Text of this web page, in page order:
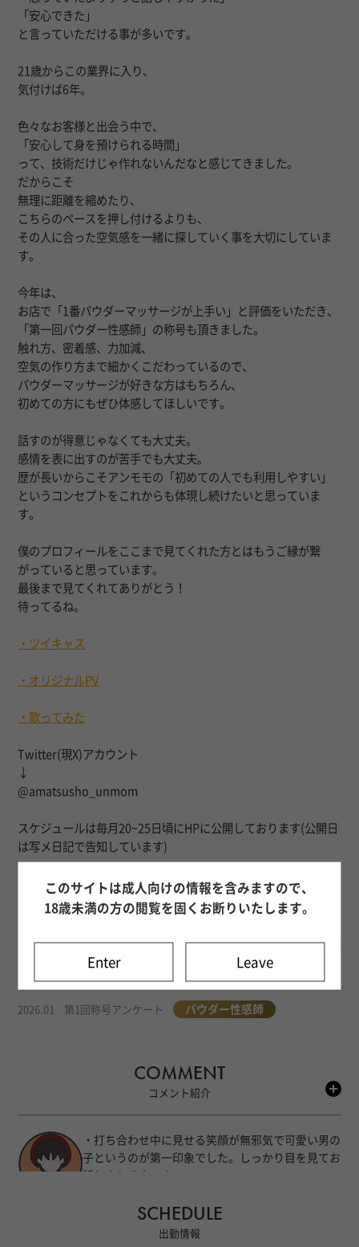
「安心できた」
と言っていただける事が多いです。
21歳からこの業界に入り、
気付けば6年。
色々なお客様と出会う中で、
「安心して身を預けられる時間」
って、技術だけじゃ作れないんだなと感じてきました。
だからこそ
無理に距離を縮めたり、
こちらのペースを押し付けるよりも、
その人に合った空気感を一緒に探していく事を大切にしていま
す。
今年は、
お店で「1番パウダーマッサージが上手い」と評価をいただき、
「第一回パウダー性感師」の称号も頂きました。
触れ方、密着感、力加減、
空気の作り方まで細かくこだわっているので、
パウダーマッサージが好きな方はもちろん、
初めての方にもぜひ体感してほしいです。
話すのが得意じゃなくても大丈夫。
感情を表に出すのが苦手でも大丈夫。
歴が長いからこそアンモモの「初めての人でも利用しやすい」
というコンセプトをこれからも体現し続けたいと思っていま
す。
僕のプロフィールをここまで見てくれた方とはもうご縁が繋
がっていると思っています。
最後まで見てくれてありがとう！
待ってるね。
・ツイキャス
・オリジナルPV
・歌ってみた
Twitter(現X)アカウント
↓
@amatsusho_unmom
スケジュールは毎月20~25日頃にHPに公開しております(公開日
は写メ日記で告知しています)
TITLE HISTORY
パウダー性感師
2026.01 第1回称号アンケート パウダー性感師
COMMENT
コメント紹介
・打ち合わせ中に見せる笑顔が無邪気で可愛い男の
子というのが第一印象でした。しっかり目を見てお
・とにかく顔の造形が綺麗で特に目がキリっとして
強い眼力がありますが、撮影中にふと見せるリラッ
SCHEDULE
出勤情報
このサイトは成人向けの情報を含みますので、
18歳未満の方の閲覧を固くお断りいたします。
Enter Leave